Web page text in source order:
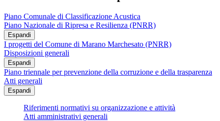
Piano Comunale di Classificazione Acustica
Piano Nazionale di Ripresa e Resilienza (PNRR)
Espandi
I progetti del Comune di Marano Marchesato (PNRR)
Disposizioni generali
Espandi
Piano triennale per prevenzione della corruzione e della trasparenza
Atti generali
Espandi
Riferimenti normativi su organizzazione e attività
Atti amministrativi generali